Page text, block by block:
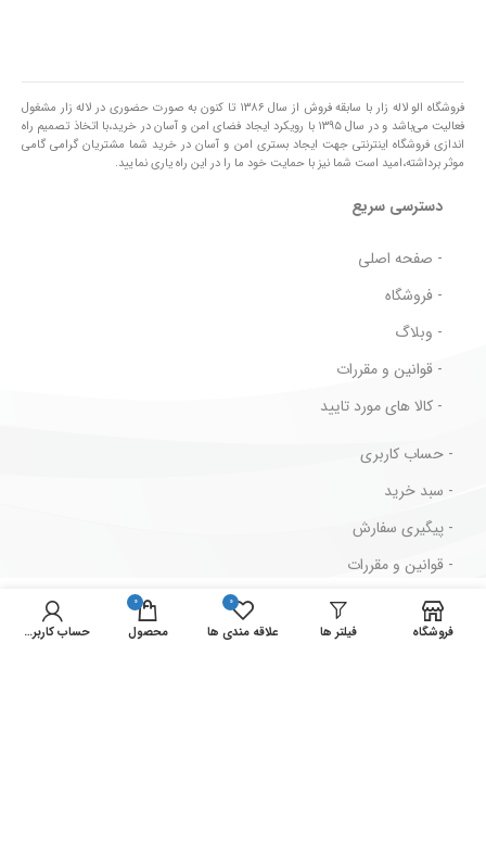
فروشگاه الو لاله زار با سابقه فروش از سال ۱۳۸۶ تا کنون به صورت حضوری در لاله زار مشغول
فعالیت می‌باشد و در سال ۱۳۹۵ با رویکرد ایجاد فضای امن و آسان در خرید،با اتخاذ تصمیم راه
اندازی فروشگاه اینترنتی جهت ایجاد بستری امن و آسان در خرید شما مشتریان گرامی گامی
موثر برداشته،امید است شما نیز با حمایت خود ما را در این راه یاری نمایید.
دسترسی سریع
- صفحه اصلی
- فروشگاه
- وبلاگ
- قوانین و مقررات
- کالا های مورد تایید
- حساب کاربری
- سبد خرید
- پیگیری سفارش
- قوانین و مقررات
مسیرهای ارتباطی
فروشگاه فیلتر ها
0
علاقه مندی ها
0
محصول حساب کاربری من